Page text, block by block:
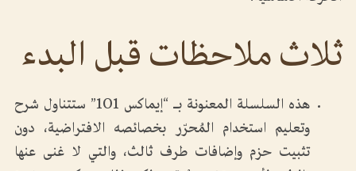
ثلاث ملاحظات قبل البدء
هذه السلسلة المعنونة بـ “إيماكس 101” ستتناول شرح
وتعليم استخدام المُحرّر بخصائصه الافتراضية، دون
تثبيت حزم وإضافات طرف ثالث، والتي لا غنى عنها